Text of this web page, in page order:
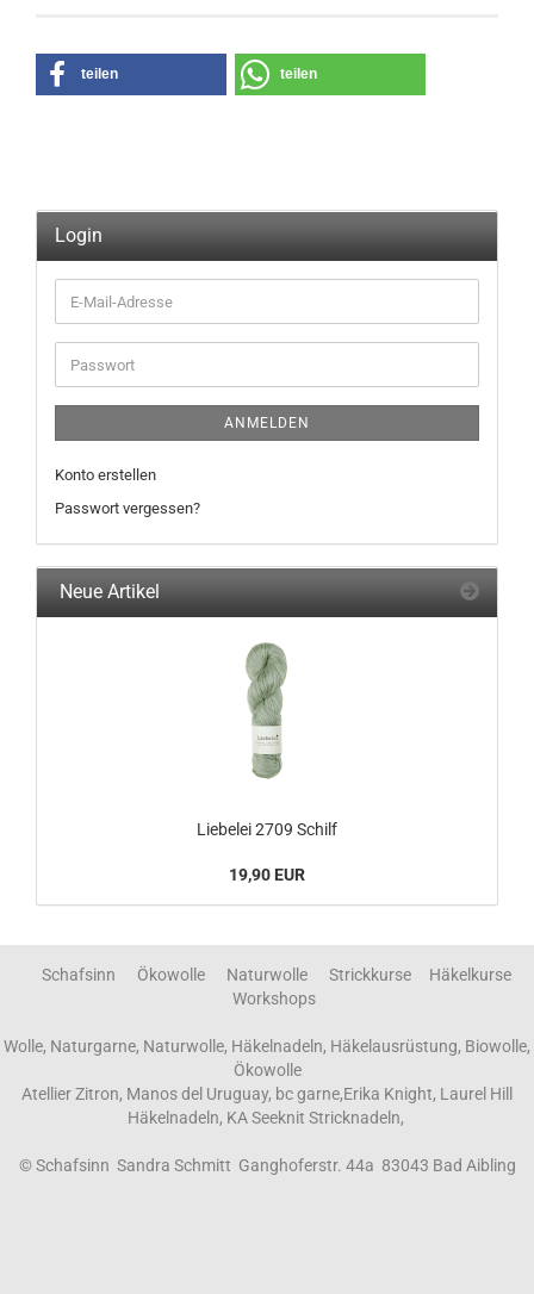
teilen teilen
Login
E-
Mail-
Adresse
Passwort
ANMELDEN
Konto erstellen
Passwort vergessen?
Neue Artikel
Liebelei 2709 Schilf
19,90 EUR
Schafsinn Ökowolle Naturwolle Strickkurse Häkelkurse
Workshops
Wolle, Naturgarne, Naturwolle, Häkelnadeln, Häkelausrüstung, Biowolle,
Ökowolle
Atellier Zitron, Manos del Uruguay, bc garne,Erika Knight, Laurel Hill
Häkelnadeln, KA Seeknit Stricknadeln,
© Schafsinn Sandra Schmitt Ganghoferstr. 44a 83043 Bad Aibling